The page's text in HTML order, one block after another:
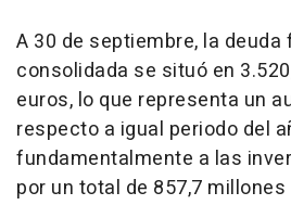
A 30 de septiembre, la
consolidada se situó en
euros, lo que representa un
respecto a igual periodo del
fundamentalmente a las
por un total de 857,7